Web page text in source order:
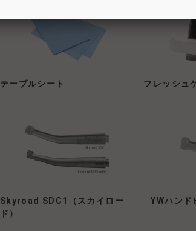
テーブルシート フレッシュ
Skyroad SDC1（スカイロー
ド）
YWハンド